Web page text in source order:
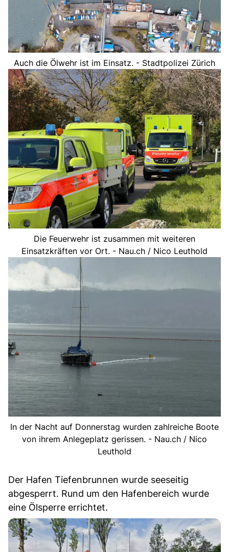
Auch die Ölwehr ist im Einsatz. - Stadtpolizei Zürich
Die Feuerwehr ist zusammen mit weiteren
Einsatzkräften vor Ort. - Nau.ch / Nico Leuthold
In der Nacht auf Donnerstag wurden zahlreiche Boote
von ihrem Anlegeplatz gerissen. - Nau.ch / Nico
Leuthold
Der Hafen Tiefenbrunnen wurde seeseitig
abgesperrt. Rund um den Hafenbereich wurde
eine Ölsperre errichtet.